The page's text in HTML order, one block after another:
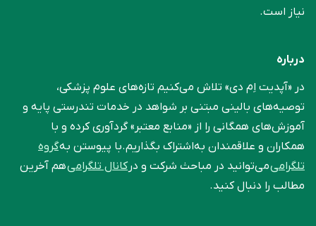
نیاز است.
درباره
در «آپدیت اِم دی» تلاش می‌کنیم تازه‌های علوم پزشکی،
توصیه‌های بالینی مبتنی بر شواهد در خدمات تندرستی پایه و
آموزش‌های همگانی را از «منابع معتبر» گردآوری کرده و با
همکاران و علاقمندان به‌اشتراک بگذاریم.با پیوستن بهگروه
تلگرامیمی‌توانید در مباحث شرکت و درکانال تلگرامیهم آخرین
مطالب را دنبال کنید.